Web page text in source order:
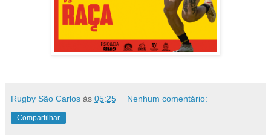
Rugby São Carlos às 05:25 Nenhum comentário:
Compartilhar